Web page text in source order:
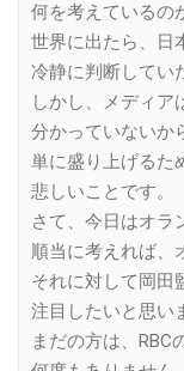
何を考えているの
世界に出たら、日
冷静に判断してい
しかし、メディア
分かっていないか
単に盛り上げるた
悲しいことです。
さて、今日はオラ
順当に考えれば、
それに対して岡田
注目したいと思い
まだの方は、RBC